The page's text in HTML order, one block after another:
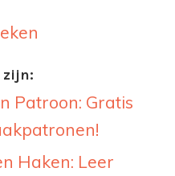
zijn:
Patroon: Gratis
Haken: Leer